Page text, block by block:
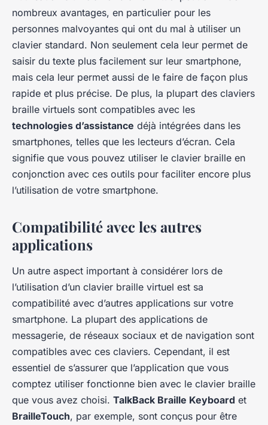
nombreux avantages, en particulier pour les
personnes malvoyantes qui ont du mal à utiliser un
clavier standard. Non seulement cela leur permet de
saisir du texte plus facilement sur leur smartphone,
mais cela leur permet aussi de le faire de façon plus
rapide et plus précise. De plus, la plupart des claviers
braille virtuels sont compatibles avec les
technologies d’assistance déjà intégrées dans les
smartphones, telles que les lecteurs d’écran. Cela
signifie que vous pouvez utiliser le clavier braille en
conjonction avec ces outils pour faciliter encore plus
l’utilisation de votre smartphone.
Compatibilité avec les autres
applications
Un autre aspect important à considérer lors de
l’utilisation d’un clavier braille virtuel est sa
compatibilité avec d’autres applications sur votre
smartphone. La plupart des applications de
messagerie, de réseaux sociaux et de navigation sont
compatibles avec ces claviers. Cependant, il est
essentiel de s’assurer que l’application que vous
comptez utiliser fonctionne bien avec le clavier braille
que vous avez choisi. TalkBack Braille Keyboard et
BrailleTouch, par exemple, sont conçus pour être